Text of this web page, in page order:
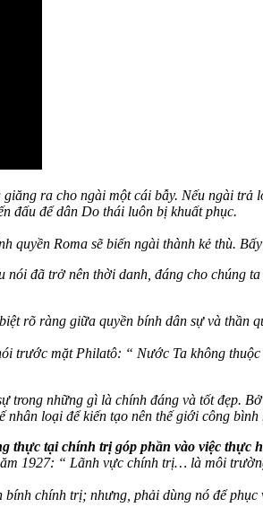
ra cho ngài một cái bẫy. Nếu ngài
đấu để dân Do thái luôn bị khuất phục.
Roma sẽ biến ngài thành kẻ thù.
nói đã trở nên thời danh, đáng cho chúng
rõ ràng giữa quyền bính dân sự và thần
trước mặt Philatô: “ Nước Ta không
trong những gì là chính đáng và tốt đẹp.
loại để kiến tạo nên thế giới công
tại chính trị góp phần vào việc
1927: “ Lãnh vực chính trị… là môi
chính trị; nhưng, phải dùng nó để